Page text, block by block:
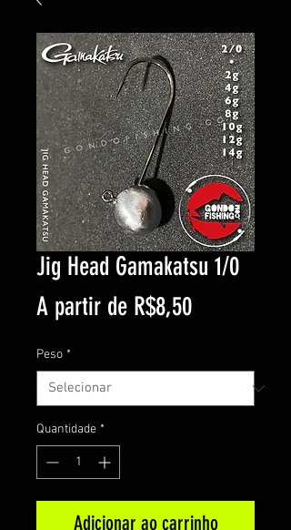
Jig Head Gamakatsu 1/0
A partir de R$8,50Preço
Peso *
Quantidade *
Adicionar ao carrinho